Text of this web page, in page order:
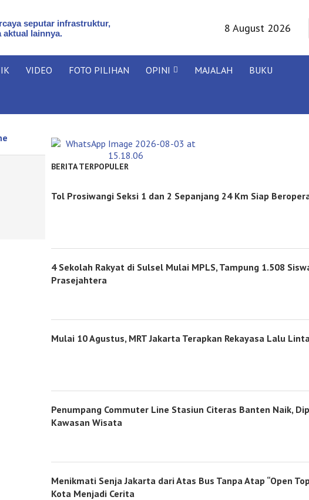
seputar infrastruktur,
aktual lainnya.
8 August 2026
VIDEO FOTO PILIHAN OPINI MAJALAH BUKU
BERITA TERPOPULER
Tol Prosiwangi Seksi 1 dan 2 Sepanjang 24 Km Siap
4 Sekolah Rakyat di Sulsel Mulai MPLS, Tampung 1.508
Prasejahtera
Mulai 10 Agustus, MRT Jakarta Terapkan Rekayasa Lalu
Penumpang Commuter Line Stasiun Citeras Banten Naik,
Kawasan Wisata
Menikmati Senja Jakarta dari Atas Bus Tanpa Atap “Open
Kota Menjadi Cerita